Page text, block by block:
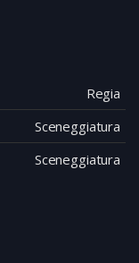
Regia
Sceneggiatura
Sceneggiatura